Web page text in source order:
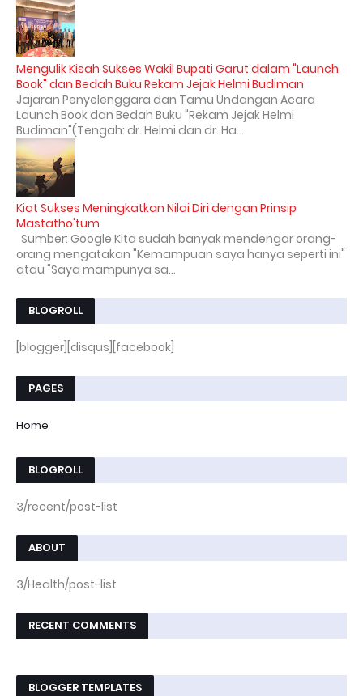
Mengulik Kisah Sukses Wakil Bupati Garut dalam "Launch
Book" dan Bedah Buku Rekam Jejak Helmi Budiman
Jajaran Penyelenggara dan Tamu Undangan Acara
Launch Book dan Bedah Buku "Rekam Jejak Helmi
Budiman"(Tengah: dr. Helmi dan dr. Ha...
Kiat Sukses Meningkatkan Nilai Diri dengan Prinsip
Mastatho'tum
Sumber: Google Kita sudah banyak mendengar orang-
orang mengatakan "Kemampuan saya hanya seperti ini"
atau "Saya mampunya sa...
BLOGROLL
[blogger][disqus][facebook]
PAGES
Home
BLOGROLL
3/recent/post-list
ABOUT
3/Health/post-list
RECENT COMMENTS
BLOGGER TEMPLATES